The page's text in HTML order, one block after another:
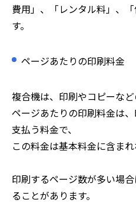
費用」、「レンタル料」、
す。
ページあたりの印刷料金
複合機は、印刷やコピーなど
ページあたりの印刷料金は
支払う料金で、
この料金は基本料金に含まれ
印刷するページ数が多い場
ることがあります。